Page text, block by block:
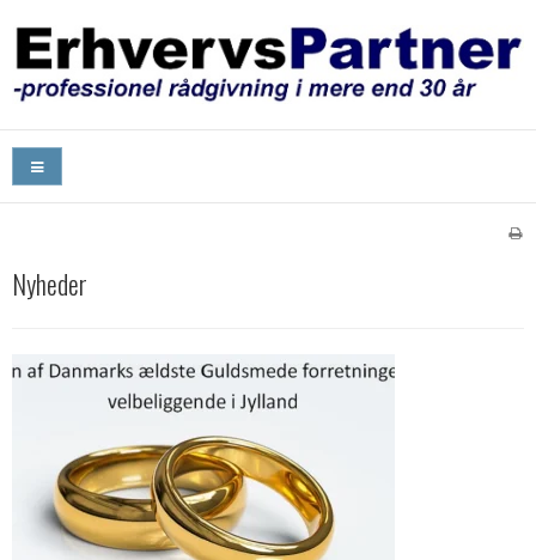
Nyheder